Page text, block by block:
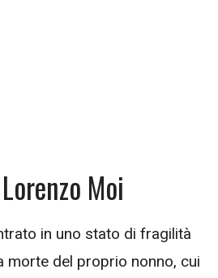
Moi
in uno stato di fragilità
morte del proprio nonno, cui